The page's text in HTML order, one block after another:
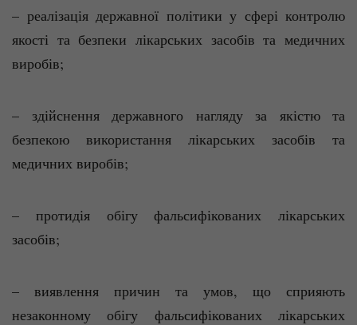
– реалізація державної політики у сфері контролю
якості та безпеки лікарських засобів та медичних
виробів;
– здійснення державного нагляду за якістю та
безпекою використання лікарських засобів та
медичних виробів;
– протидія обігу фальсифікованих лікарських
засобів;
– виявлення причин та умов, що сприяють
незаконному обігу фальсифікованих лікарських